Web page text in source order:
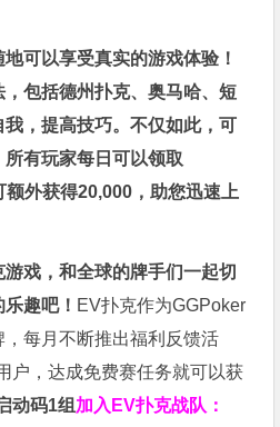
可以享受真实的游戏体验！
包括德州扑克、奥马哈、短
，提高技巧。不仅如此，可
有玩家每日可以领取
外获得20,000，助您迅速上
戏，和全球的牌手们一起切
趣吧！ EV扑克作为GGPoker
每月不断推出福利反馈活
户，达成免费赛任务就可以获
动码1组 加入EV扑克战队：